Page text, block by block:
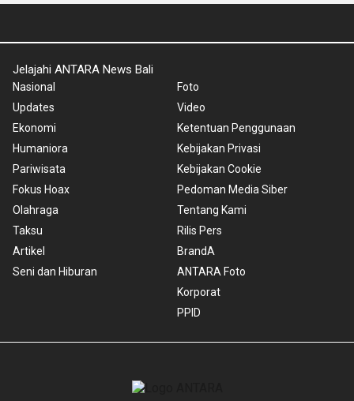
Jelajahi ANTARA News Bali
Nasional
Updates
Ekonomi
Humaniora
Pariwisata
Fokus Hoax
Olahraga
Taksu
Artikel
Seni dan Hiburan
Foto
Video
Ketentuan Penggunaan
Kebijakan Privasi
Kebijakan Cookie
Pedoman Media Siber
Tentang Kami
Rilis Pers
BrandA
ANTARA Foto
Korporat
PPID